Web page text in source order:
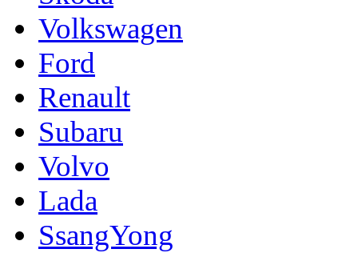
Volkswagen
Ford
Renault
Subaru
Volvo
Lada
SsangYong